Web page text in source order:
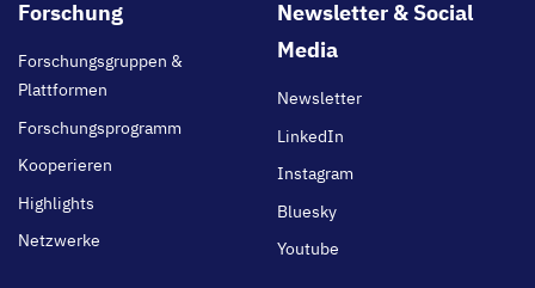
Footer
Forschung
Forschungsgruppen &
Plattformen
Forschungsprogramm
Kooperieren
Highlights
Netzwerke
Newsletter & Social
Media
Newsletter
LinkedIn
Instagram
Bluesky
Youtube